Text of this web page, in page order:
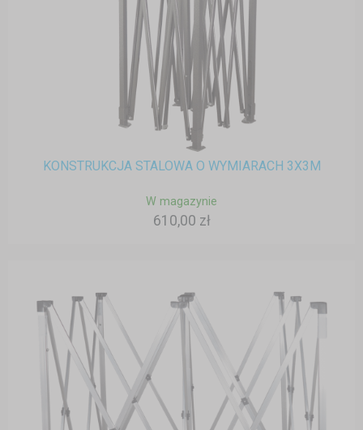
KONSTRUKCJA STALOWA O WYMIARACH 3X3M
W magazynie
610,00 zł